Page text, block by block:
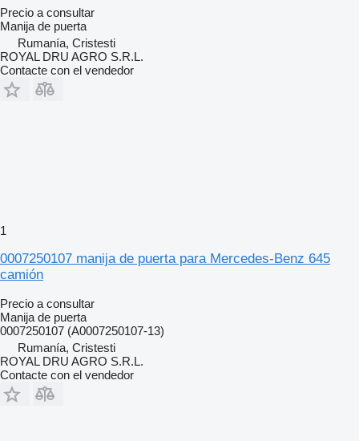
Precio a consultar
Manija de puerta
Rumanía, Cristesti
ROYAL DRU AGRO S.R.L.
Contacte con el vendedor
1
0007250107 manija de puerta para Mercedes-Benz 645
camión
Precio a consultar
Manija de puerta
0007250107 (A0007250107-13)
Rumanía, Cristesti
ROYAL DRU AGRO S.R.L.
Contacte con el vendedor